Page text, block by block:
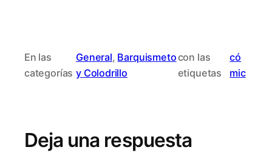
En las
categorías
General, Barquismeto
y Colodrillo
con las
etiquetas
có
mic
Deja una respuesta